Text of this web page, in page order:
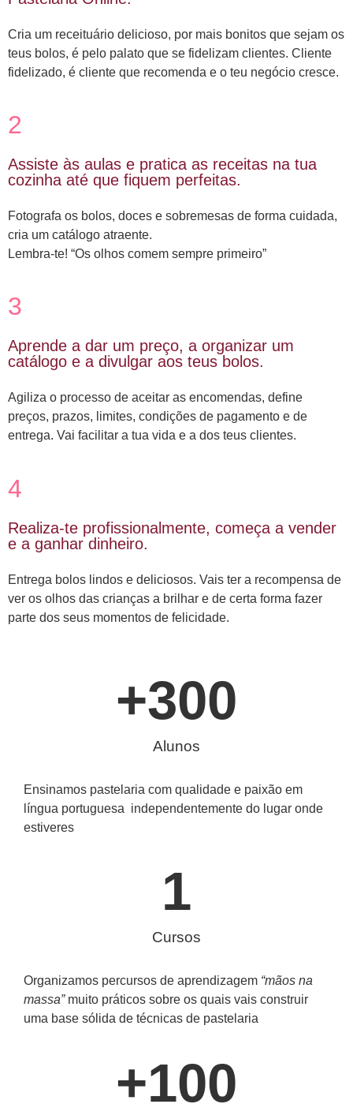
Cria um receituário delicioso, por mais bonitos que sejam os
teus bolos, é pelo palato que se fidelizam clientes. Cliente
fidelizado, é cliente que recomenda e o teu negócio cresce.
2
Assiste às aulas e pratica as receitas na tua
cozinha até que fiquem perfeitas.
Fotografa os bolos, doces e sobremesas de forma cuidada,
cria um catálogo atraente.
Lembra-te! “Os olhos comem sempre primeiro”
3
Aprende a dar um preço, a organizar um
catálogo e a divulgar aos teus bolos.
Agiliza o processo de aceitar as encomendas, define
preços, prazos, limites, condições de pagamento e de
entrega. Vai facilitar a tua vida e a dos teus clientes.
4
Realiza-te profissionalmente, começa a vender
e a ganhar dinheiro.
Entrega bolos lindos e deliciosos. Vais ter a recompensa de
ver os olhos das crianças a brilhar e de certa forma fazer
parte dos seus momentos de felicidade.
Alunos
+300
Ensinamos pastelaria com qualidade e paixão em
língua portuguesa independentemente do lugar onde
estiveres
Cursos
1
Organizamos percursos de aprendizagem “mãos na
massa”muito práticos sobre os quais vais construir
uma base sólida de técnicas de pastelaria
+100